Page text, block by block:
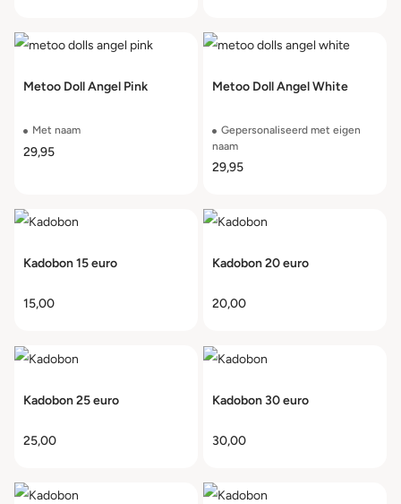
Metoo Doll Angel Pink
Met naam
29,95
Metoo Doll Angel White
Gepersonaliseerd met eigen
naam
29,95
Kadobon 15 euro
15,00
Kadobon 20 euro
20,00
Kadobon 25 euro
25,00
Kadobon 30 euro
30,00